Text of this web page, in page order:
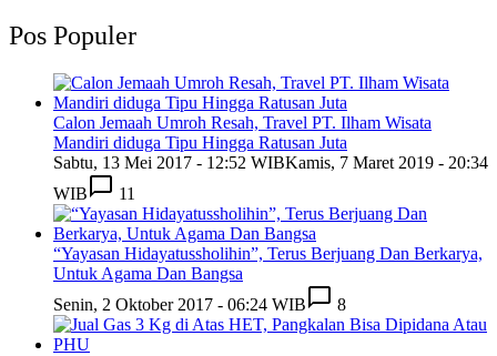
Pos Populer
Calon Jemaah Umroh Resah, Travel PT. Ilham Wisata
Mandiri diduga Tipu Hingga Ratusan Juta
Sabtu, 13 Mei 2017 - 12:52 WIBKamis, 7 Maret 2019 - 20:34
WIB
11
“Yayasan Hidayatussholihin”, Terus Berjuang Dan Berkarya,
Untuk Agama Dan Bangsa
Senin, 2 Oktober 2017 - 06:24 WIB
8